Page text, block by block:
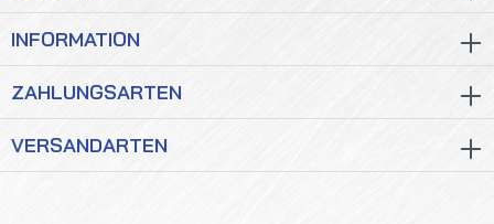
INFORMATION
ZAHLUNGSARTEN
VERSANDARTEN